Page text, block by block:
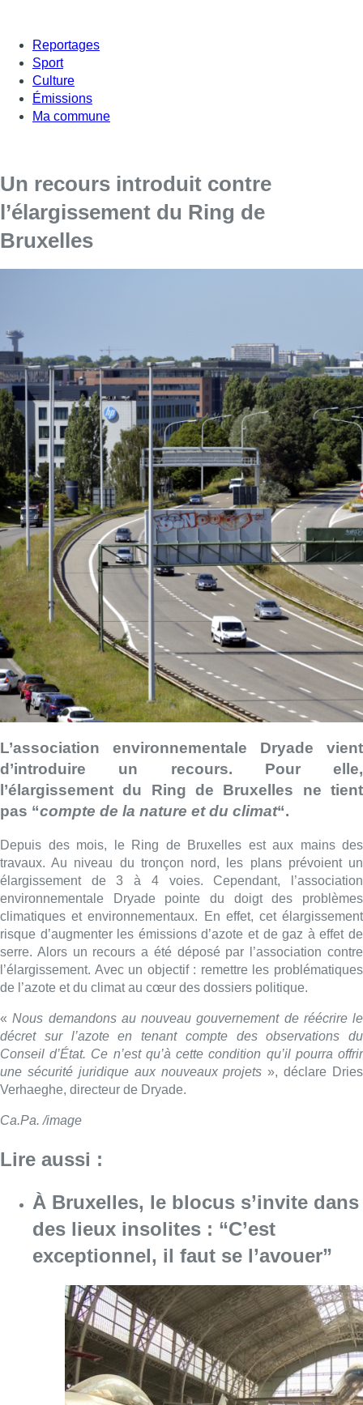
Reportages
Sport
Culture
Émissions
Ma commune
Un recours introduit contre
l’élargissement du Ring de
Bruxelles
L’association environnementale Dryade vient
d’introduire un recours. Pour elle,
l’élargissement du Ring de Bruxelles ne tient
pas “compte de la nature et du climat“.
Depuis des mois, le Ring de Bruxelles est aux mains des
travaux. Au niveau du tronçon nord, les plans prévoient un
élargissement de 3 à 4 voies. Cependant, l’association
environnementale Dryade pointe du doigt des problèmes
climatiques et environnementaux. En effet, cet élargissement
risque d’augmenter les émissions d’azote et de gaz à effet de
serre. Alors un recours a été déposé par l’association contre
l’élargissement. Avec un objectif : remettre les problématiques
de l’azote et du climat au cœur des dossiers politique.
«Nous demandons au nouveau gouvernement de réécrire le
décret sur l’azote en tenant compte des observations du
Conseil d’État. Ce n’est qu’à cette condition qu’il pourra offrir
une sécurité juridique aux nouveaux projets », déclare Dries
Verhaeghe, directeur de Dryade.
Ca.Pa. /image
Lire aussi :
À Bruxelles, le blocus s’invite dans
des lieux insolites : “C’est
exceptionnel, il faut se l’avouer”